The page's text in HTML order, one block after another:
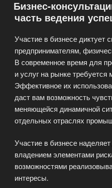
в
рекламу
Бизнес-
часть ведения
Участие в бизнесе диктует
предпринимателям,
В современное время для
и услуг на рынке требуется
Эффективное их
даст вам возможность
меняющейся динамичной
отдельных отраслях
Участие в бизнесе
владением элементами
возможностями
интересы.